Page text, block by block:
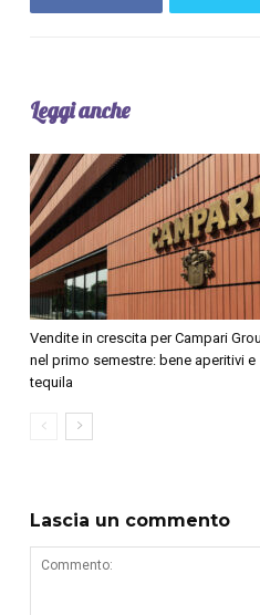
Leggi anche
Vendite in crescita per Campari
nel primo semestre: bene aperitivi e
tequila
Lascia un commento